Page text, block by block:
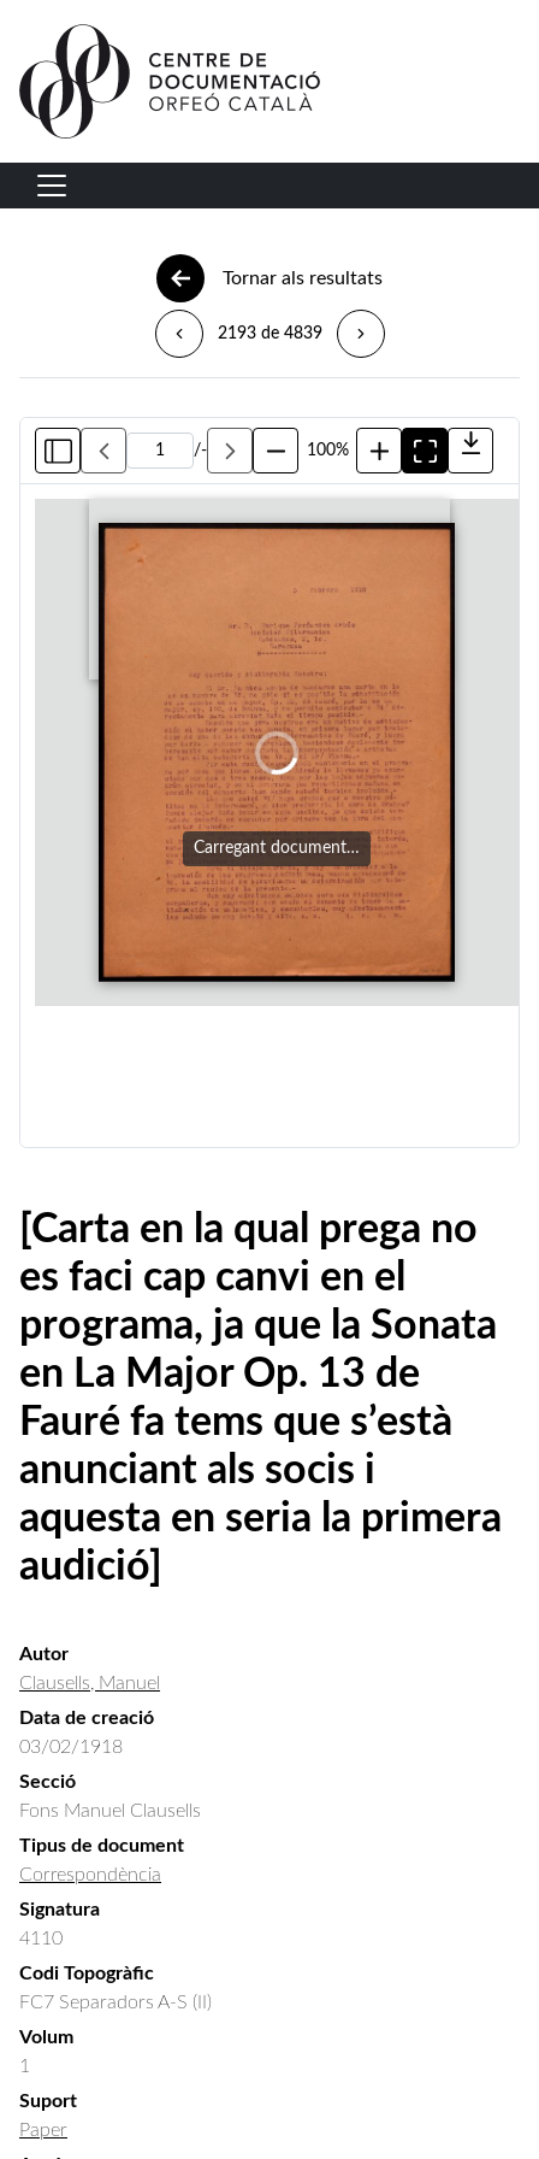
Vés al contingut
Navegació principal
Tornar als resultats
2193 de 4839
/- 100%
Carregant document…
[Carta en la qual prega no
es faci cap canvi en el
programa, ja que la Sonata
en La Major Op. 13 de
Fauré fa tems que s’està
anunciant als socis i
aquesta en seria la primera
audició]
Autor
Clausells, Manuel
Data de creació
03/02/1918
Secció
Fons Manuel Clausells
Tipus de document
Correspondència
Signatura
4110
Codi Topogràfic
FC7 Separadors A-S (II)
Volum
1
Suport
Paper